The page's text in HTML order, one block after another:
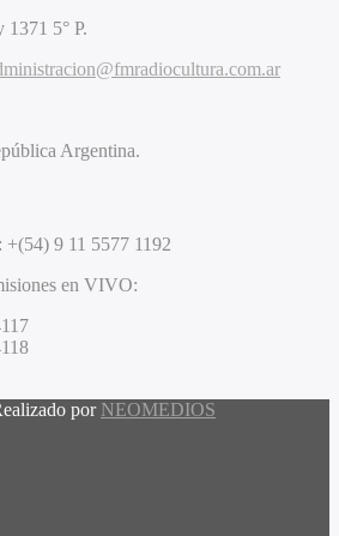
1371 5° P.
Argentina.
+(54) 9 11 5577 1192
en VIVO:
por NEOMEDIOS